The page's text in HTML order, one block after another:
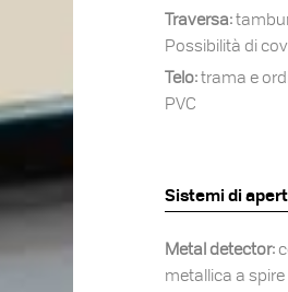
Traversa:
Possibilità di
Telo:trama e
PVC
Sistemi di
Metal detector:
metallica a